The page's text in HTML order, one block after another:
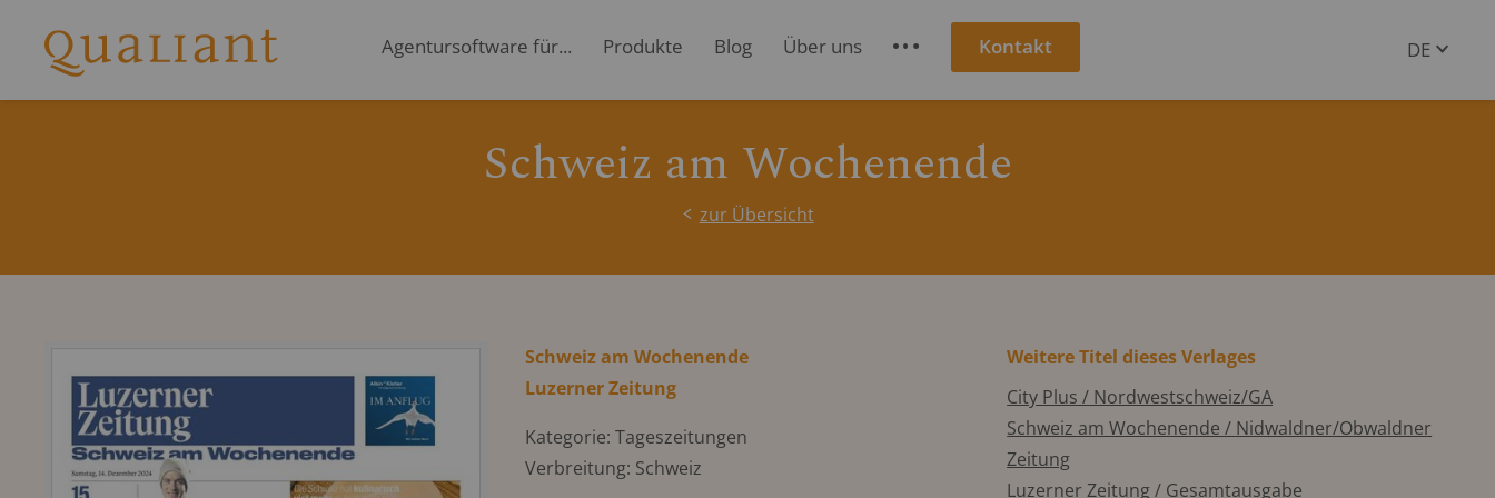
Agentursoftware für... Produkte Blog Über uns S Kontakt
DE
Schweiz am Wochenende
zur Übersicht
Schweiz am Wochenende
Luzerner Zeitung
Kategorie: Tageszeitungen
Verbreitung: Schweiz
Weitere Titel dieses Verlages
City Plus / Nordwestschweiz/GA
Schweiz am Wochenende / Nidwaldner/Obwaldner
Zeitung
Luzerner Zeitung / Gesamtausgabe